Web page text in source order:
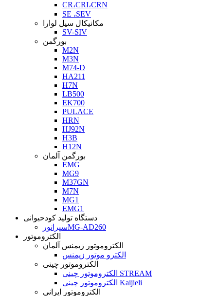
CR،CRI،CRN
SE ،SEV
مکانیکال سیل لوارا
SV-SIV
بورگمن
M2N
M3N
M74-D
HA211
H7N
LB500
EK700
PULACE
HRN
HJ92N
H3B
H12N
بورگمن آلمان
EMG
MG9
M37GN
M7N
MG1
EMG1
دستگاه تولید کودحیوانی
سپراتورMG-AD260
الکتروموتور
الکتروموتور زیمنس آلمان
الکترو موتور زیمنس
الکتروموتور چینی
الکتروموتور چینی STREAM
الکتروموتور چینی Kaijieli
الکتروموتور ایرانی